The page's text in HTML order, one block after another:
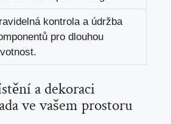
kontrola a údržba
pro dlouhou
a dekoraci
ve vašem prostoru